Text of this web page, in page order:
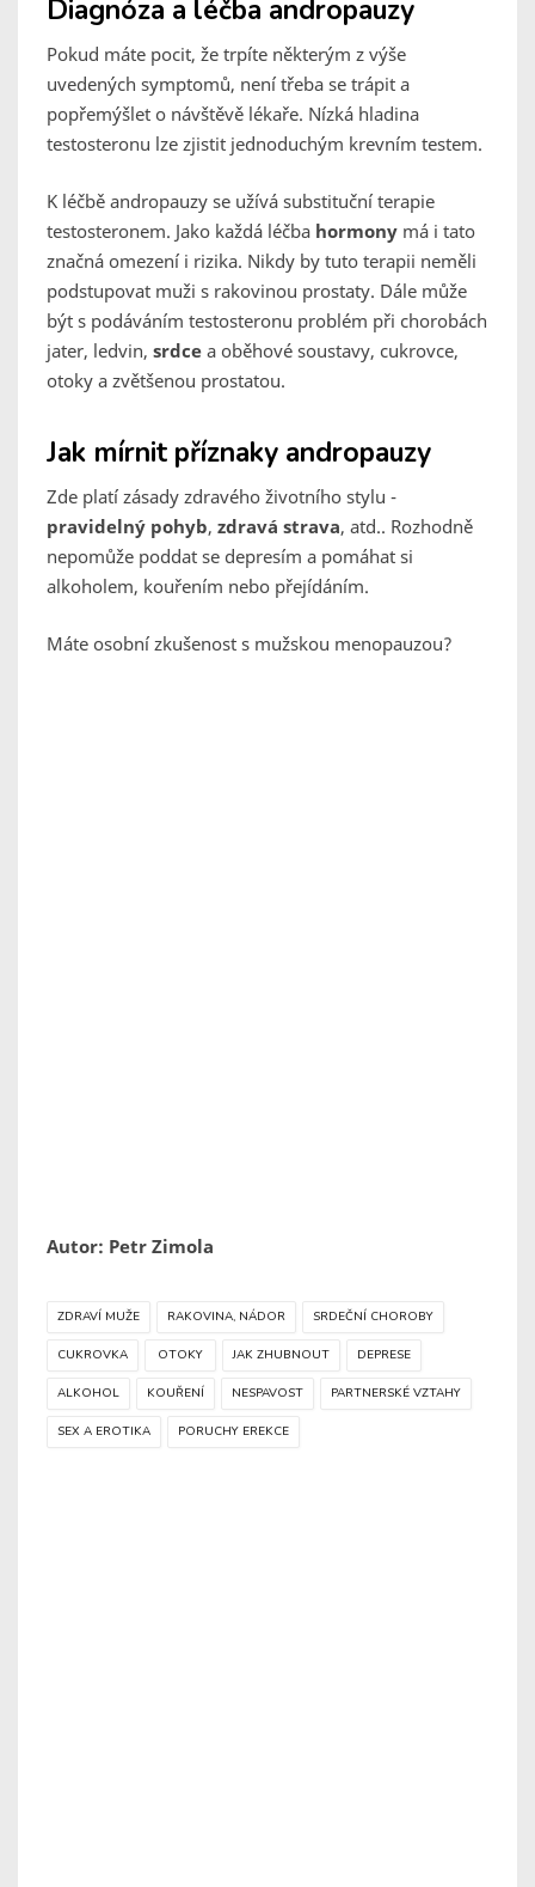
Diagnóza a léčba andropauzy
Pokud máte pocit, že trpíte některým z výše
uvedených symptomů, není třeba se trápit a
popřemýšlet o návštěvě lékaře. Nízká hladina
testosteronu lze zjistit jednoduchým krevním testem.
K léčbě andropauzy se užívá substituční terapie
testosteronem. Jako každá léčba hormony má i tato
značná omezení i rizika. Nikdy by tuto terapii neměli
podstupovat muži s rakovinou prostaty. Dále může
být s podáváním testosteronu problém při chorobách
jater, ledvin, srdce a oběhové soustavy, cukrovce,
otoky a zvětšenou prostatou.
Jak mírnit příznaky andropauzy
Zde platí zásady zdravého životního stylu -
pravidelný pohyb, zdravá strava, atd.. Rozhodně
nepomůže poddat se depresím a pomáhat si
alkoholem, kouřením nebo přejídáním.
Máte osobní zkušenost s mužskou menopauzou?
Autor: Petr Zimola
ZDRAVÍ MUŽE RAKOVINA, NÁDOR SRDEČNÍ CHOROBY
CUKROVKA OTOKY JAK ZHUBNOUT DEPRESE
ALKOHOL KOUŘENÍ NESPAVOST PARTNERSKÉ VZTAHY
SEX A EROTIKA PORUCHY EREKCE